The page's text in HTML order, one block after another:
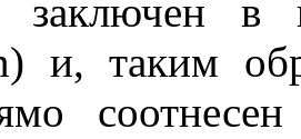
заключен
и, таким